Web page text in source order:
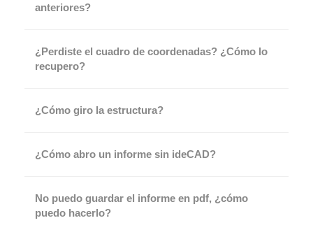
anteriores?
¿Perdiste el cuadro de coordenadas? ¿Cómo lo
recupero?
¿Cómo giro la estructura?
¿Cómo abro un informe sin ideCAD?
No puedo guardar el informe en pdf, ¿cómo
puedo hacerlo?